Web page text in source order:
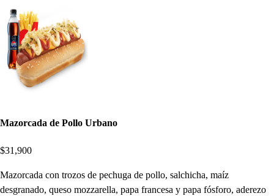
Mazorcada de Pollo Urbano
$31,900
Mazorcada con trozos de pechuga de pollo, salchicha, maíz
desgranado, queso mozzarella, papa francesa y papa fósforo, aderezo